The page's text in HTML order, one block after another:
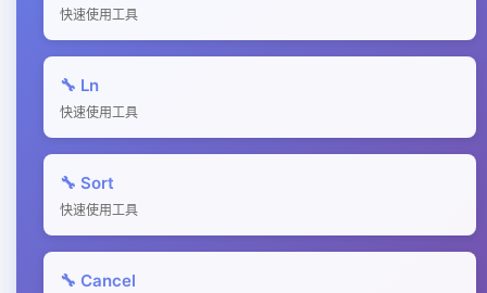
快速使用工具
🔧 Ln
快速使用工具
🔧 Sort
快速使用工具
🔧 Cancel